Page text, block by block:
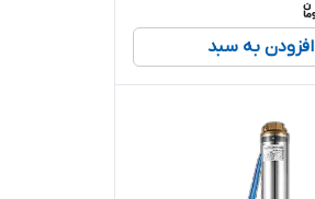
افزودن به سبد